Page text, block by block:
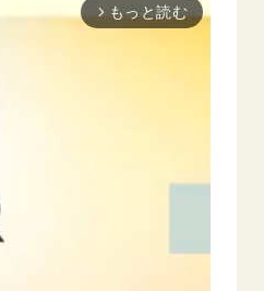
arrow_forward_ios もっと読む